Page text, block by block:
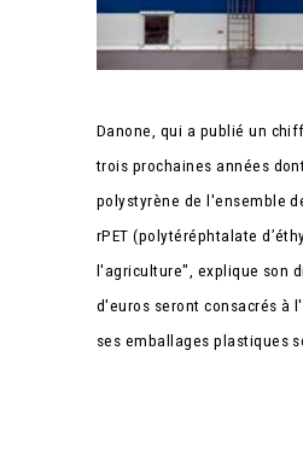
Danone, qui a publié un
trois prochaines années
polystyrène de l'ensemble
rPET (polytéréphtalate
l'agriculture", explique son
d'euros seront consacrés à
ses emballages plastiques